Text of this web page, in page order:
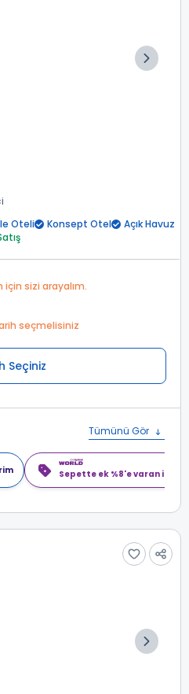
Oteli Konsept Otel
Açık Havuz
sizi arayalım.
seçmelisiniz
Seçiniz
Tümünü Gör
Sepette ek %8'e varan